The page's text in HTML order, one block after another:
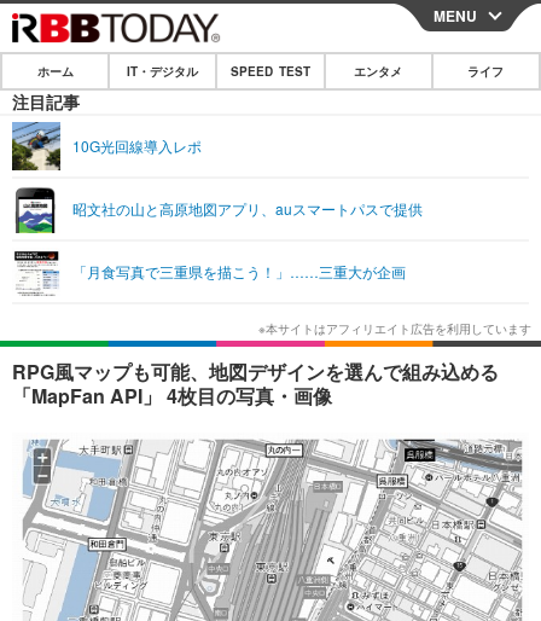
CLOSE
ホーム
IT・デジタル
ショッピング その他
エンタメ
エンタメTOP 映画・ドラマ
韓国・芸能
音楽 スポーツ
ショッピング その他
ライフ
ライフTOP グルメ
ペット ショッピング
リリース一覧
プッシュ通知の停止方法
MENU
ホーム IT・デジタル SPEED TEST エンタメ ライフ
注目記事
10G光回線導入レポ
昭文社の山と高原地図アプリ、auスマートパスで提供
「月食写真で三重県を描こう！」……三重大が企画
RPG風マップも可能、地図デザインを選んで組み込める
「MapFan API」 4枚目の写真・画像